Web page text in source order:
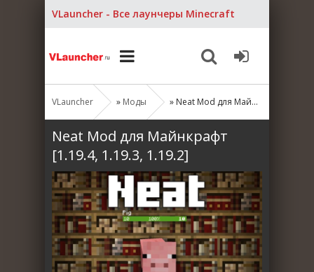
VLauncher - Все лаунчеры Minecraft
VLauncher » Моды » Neat Mod для Майнкрафт [1.19.4, 1.19.3, 1.19.2]
Neat Mod для Майнкрафт
[1.19.4, 1.19.3, 1.19.2]